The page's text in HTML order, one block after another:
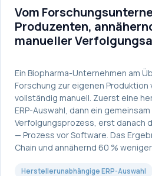
Vom
Produzenten,
manueller
Ein Biopharma-Unternehmen am
Forschung zur eigenen
vollständig manuell. Zuerst eine
ERP-Auswahl, dann ein
Verfolgungsprozess, erst danach
— Prozess vor Software. Das
Chain und annähernd 60 %
Herstellerunabhängige ERP-Auswahl